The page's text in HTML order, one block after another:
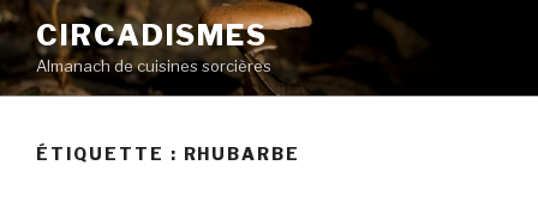
Aller
au
contenu
principal
CIRCADISMES
Almanach de cuisines sorcières
ÉTIQUETTE : RHUBARBE